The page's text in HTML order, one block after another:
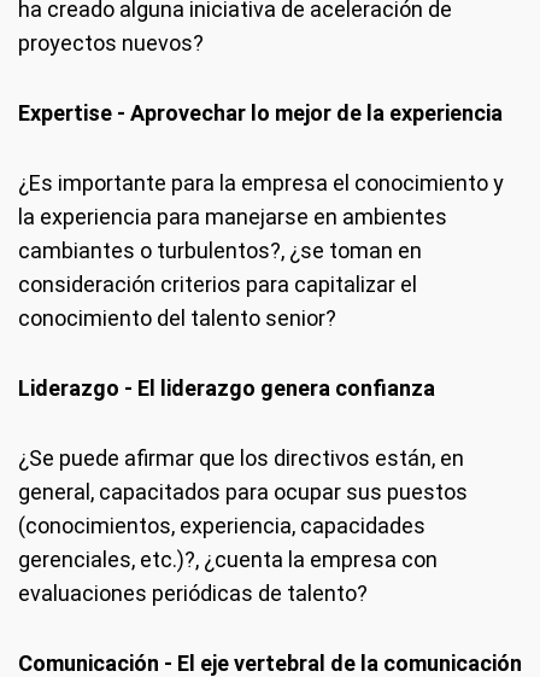
ha creado alguna iniciativa de aceleración de
proyectos nuevos?
Expertise - Aprovechar lo mejor de la experiencia
¿Es importante para la empresa el conocimiento y
la experiencia para manejarse en ambientes
cambiantes o turbulentos?, ¿se toman en
consideración criterios para capitalizar el
conocimiento del talento senior?
Liderazgo - El liderazgo genera confianza
¿Se puede afirmar que los directivos están, en
general, capacitados para ocupar sus puestos
(conocimientos, experiencia, capacidades
gerenciales, etc.)?, ¿cuenta la empresa con
evaluaciones periódicas de talento?
Comunicación - El eje vertebral de la comunicación